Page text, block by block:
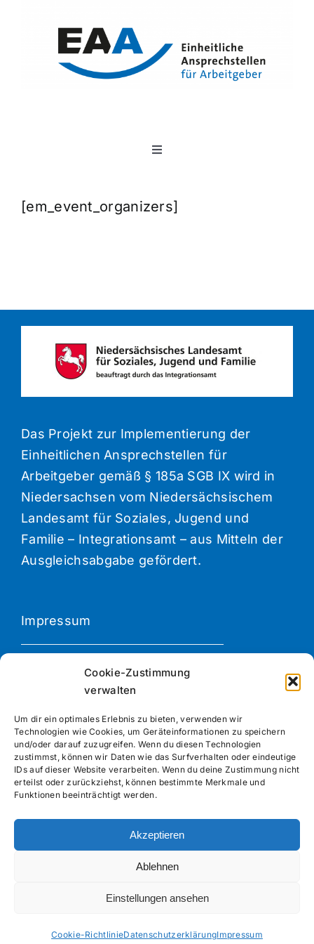
Cookie-Zustimmung
verwalten
Um dir ein optimales Erlebnis zu bieten, verwenden wir
Technologien wie Cookies, um Geräteinformationen zu speichern
und/oder darauf zuzugreifen. Wenn du diesen Technologien
zustimmst, können wir Daten wie das Surfverhalten oder eindeutige
IDs auf dieser Website verarbeiten. Wenn du deine Zustimmung nicht
erteilst oder zurückziehst, können bestimmte Merkmale und
Funktionen beeinträchtigt werden.
Akzeptieren
Ablehnen
Einstellungen ansehen
Cookie-RichtlinieDatenschutzerklärungImpressum
springen
Toggle
Aktuelles
nach:
[em_event_organizers]
Das Projekt zur Implementierung der
Einheitlichen Ansprechstellen für
Arbeitgeber gemäß § 185a SGB IX wird in
Niedersachsen vom Niedersächsischem
Landesamt für Soziales, Jugend und
Familie – Integrationsamt – aus Mitteln der
Ausgleichsabgabe gefördert.
Impressum
Datenschutzerklärung
Newsletter Anmeldung
Koordinierungsstelle EAA
Niedersachsen
Niedersächsischen
Wirtschaft gGmbH
Marie-Curie Straße 5
21337 Lüneburg